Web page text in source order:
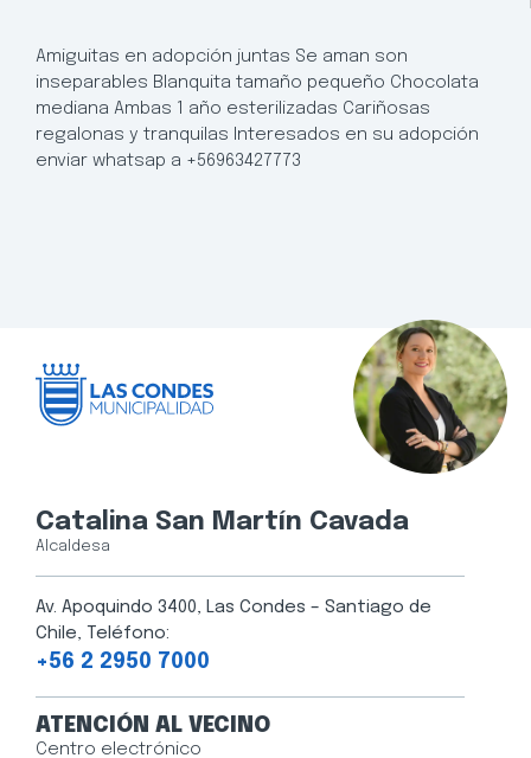
Amiguitas en adopción juntas Se aman son
inseparables Blanquita tamaño pequeño Chocolata
mediana Ambas 1 año esterilizadas Cariñosas
regalonas y tranquilas Interesados en su adopción
enviar whatsap a +56963427773
Catalina San Martín Cavada
Alcaldesa
Av. Apoquindo 3400, Las Condes – Santiago de
Chile, Teléfono:
+56 2 2950 7000
ATENCIÓN AL VECINO
Centro electrónico